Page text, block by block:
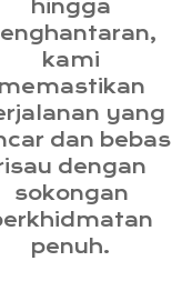
hingga
kami
memastikan
yang
dan bebas
dengan
sokongan
penuh.